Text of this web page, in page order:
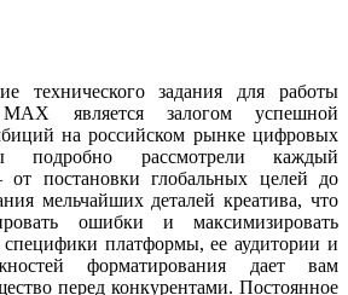
технического задания для работы
является залогом успешной
на российском рынке цифровых
подробно рассмотрели каждый
постановки глобальных целей до
мельчайших деталей креатива, что
ошибки и максимизировать
платформы, ее аудитории и
форматирования дает вам
перед конкурентами. Постоянное